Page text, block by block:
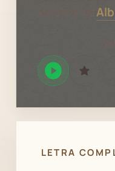
Reproducir
Spotify
LETRA